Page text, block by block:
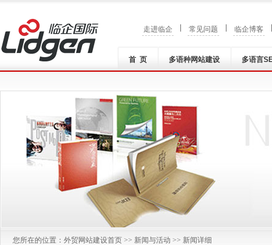
走进临企 常见问题 临企博客
首 页 多语种网站建设 多语言
您所在的位置： 外贸网站建设首页 >> 新闻与活动 >> 新闻详细